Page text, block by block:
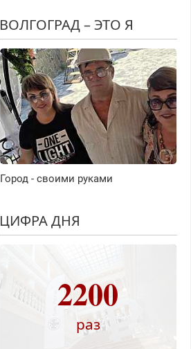
ВОЛГОГРАД – ЭТО Я
Город - своими руками
ЦИФРА ДНЯ
2200
раз